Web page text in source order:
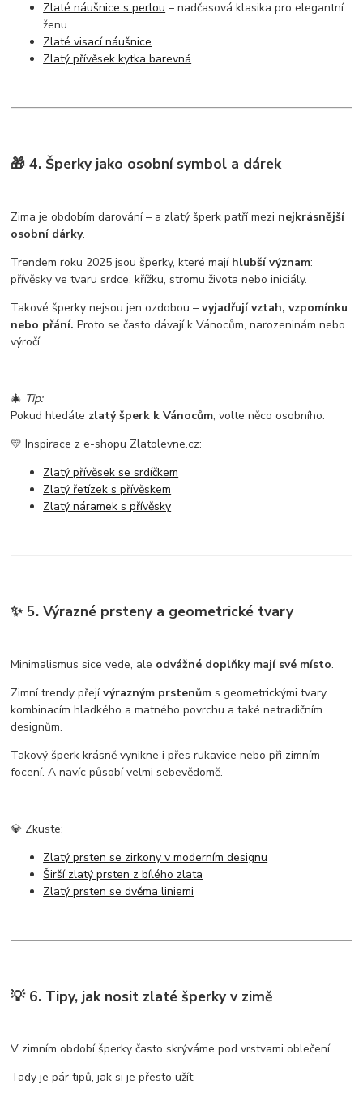
Zlaté náušnice s perlou – nadčasová klasika pro elegantní
ženu
Zlaté visací náušnice
Zlatý přívěsek kytka barevná
🎁 4. Šperky jako osobní symbol a dárek
Zima je obdobím darování – a zlatý šperk patří mezi nejkrásnější
osobní dárky.
Trendem roku 2025 jsou šperky, které mají hlubší význam:
přívěsky ve tvaru srdce, křížku, stromu života nebo iniciály.
Takové šperky nejsou jen ozdobou –vyjadřují vztah, vzpomínku
nebo přání. Proto se často dávají k Vánocům, narozeninám nebo
výročí.
🎄 Tip:
Pokud hledáte zlatý šperk k Vánocům, volte něco osobního.
💛 Inspirace z e-shopu Zlatolevne.cz:
Zlatý přívěsek se srdíčkem
Zlatý řetízek s přívěskem
Zlatý náramek s přívěsky
✨ 5. Výrazné prsteny a geometrické tvary
Minimalismus sice vede, ale odvážné doplňky mají své místo.
Zimní trendy přejívýrazným prstenům s geometrickými tvary,
kombinacím hladkého a matného povrchu a také netradičním
designům.
Takový šperk krásně vynikne i přes rukavice nebo při zimním
focení. A navíc působí velmi sebevědomě.
💎 Zkuste:
Zlatý prsten se zirkony v moderním designu
Širší zlatý prsten z bílého zlata
Zlatý prsten se dvěma liniemi
💡 6. Tipy, jak nosit zlaté šperky v zimě
V zimním období šperky často skrýváme pod vrstvami oblečení.
Tady je pár tipů, jak si je přesto užít: